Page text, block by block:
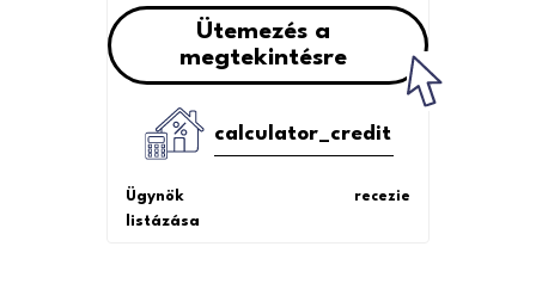
Ütemezés a
megtekintésre
calculator_credit
Ügynök
listázása
recezie